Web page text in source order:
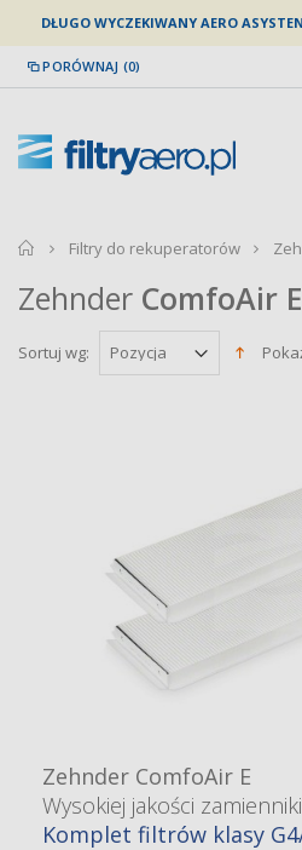
DŁUGO WYCZEKIWANY AERO
PORÓWNAJ (0)
home
Filtry do rekuperatorów
Zehnder ComfoAir E
Sortuj wg:
Zehnder ComfoAir E
Wysokiej jakości zamienniki
Komplet filtrów klasy